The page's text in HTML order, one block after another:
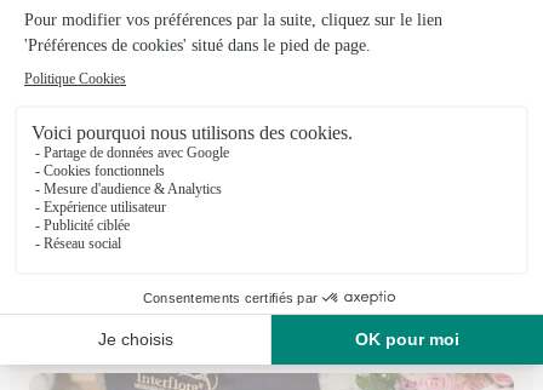
Pivoine & Cie
Biarritz
Voir la boutique